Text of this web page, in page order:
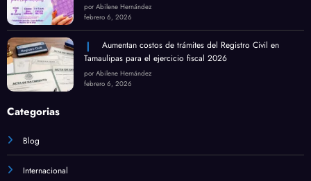
por Abilene Hernández
febrero 6, 2026
Aumentan costos de trámites del Registro Civil en
Tamaulipas para el ejercicio fiscal 2026
por Abilene Hernández
febrero 6, 2026
Categorias
Blog
Internacional